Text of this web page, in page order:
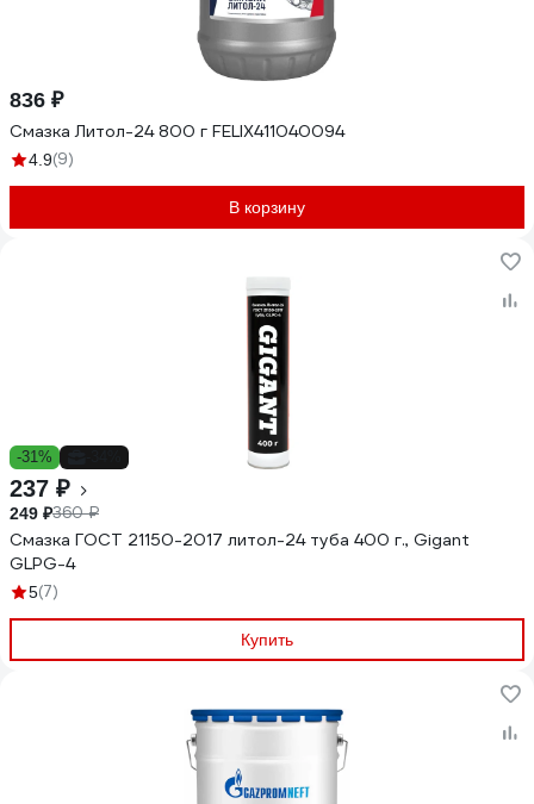
836 ₽
Смазка Литол-24 800 г FELIX411040094
4.9(9)
В корзину
-31%
237 ₽
249 ₽360 ₽
Смазка ГОСТ 21150-2017 литол-24 туба 400 г., Gigant
GLPG-4
5(7)
Купить